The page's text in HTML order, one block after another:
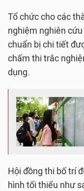
Tổ chức cho các
nghiệm nghiên
chuẩn bị chi tiết
chấm thi trắc
dụng.
Hội đồng thi bố trí
hình tối thiểu như